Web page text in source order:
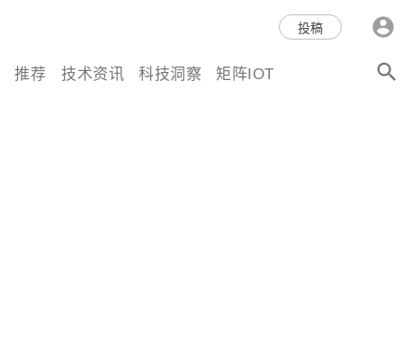
科技互联网,科技,资讯,动态,洞
察,量子,计算,AI,人工智能,机器
投稿
推荐 技术资讯 科技洞察 矩阵IOT